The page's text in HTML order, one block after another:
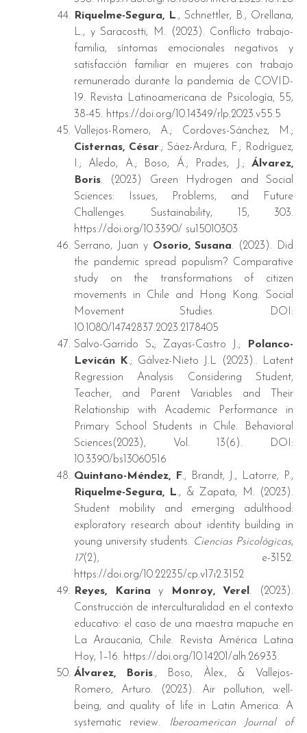
Riquelme-Segura, L., Schnettler, B., Orellana,
L., y Saracostti, M. (2023). Conflicto trabajo-
familia, síntomas emocionales negativos y
satisfacción familiar en mujeres con trabajo
remunerado durante la pandemia de COVID-
19. Revista Latinoamericana de Psicología, 55,
38-45. https://doi.org/10.14349/rlp.2023.v55.5
Vallejos-Romero, A.; Cordoves-Sánchez, M.;
Cisternas, César.; Sáez-Ardura, F.; Rodríguez,
I.; Aledo, A.; Boso, Á.; Prades, J.; Álvarez,
Boris. (2023) Green Hydrogen and Social
Sciences: Issues, Problems, and Future
Challenges. Sustainability, 15, 303.
https://doi.org/10.3390/ su15010303
Serrano, Juan y Osorio, Susana. (2023). Did
the pandemic spread populism? Comparative
study on the transformations of citizen
movements in Chile and Hong Kong. Social
Movement Studies. DOI:
10.1080/14742837.2023.2178405
Salvo-Garrido S.; Zayas-Castro J.;
Polanco-
Levicán K.; Gálvez-Nieto J.L (2023).. Latent
Regression Analysis Considering Student,
Teacher, and Parent Variables and Their
Relationship with Academic Performance in
Primary School Students in Chile. Behavioral
Sciences(2023), Vol. 13(6). DOI:
10.3390/bs13060516
Quintano-Méndez, F., Brandt, J., Latorre, P.,
Riquelme-Segura, L., & Zapata, M. (2023).
Student mobility and emerging adulthood:
exploratory research about identity building in
young university students. Ciencias Psicológicas,
17(2), e-3152.
https://doi.org/10.22235/cp.v17i2.3152
Reyes, Karina y Monroy, Verel. (2023).
Construcción de interculturalidad en el contexto
educativo: el caso de una maestra mapuche en
La Araucanía, Chile. Revista América Latina
Hoy, 1–16. https://doi.org/10.14201/alh.26933
Álvarez, Boris., Boso, Àlex., & Vallejos-
Romero, Arturo. (2023). Air pollution, well-
being, and quality of life in Latin America: A
systematic review.
Iberoamerican Journal of